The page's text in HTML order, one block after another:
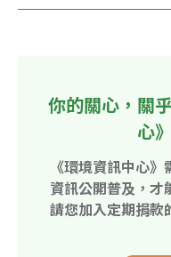
你的關心，關
心
《環境資訊中心
資訊公開普及，才
請您加入定期捐款